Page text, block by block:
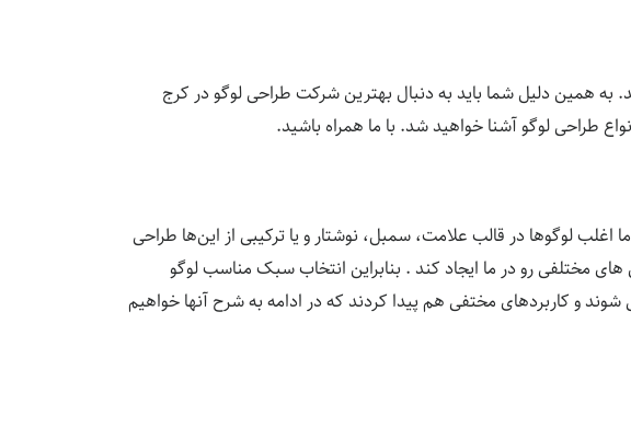
به همین دلیل شما باید به دنبال بهترین شرکت طراحی لوگو در کرج
طراحی لوگو آشنا خواهید شد. با ما همراه باشید.
لوگوها در قالب علامت، سمبل، نوشتار و یا ترکیبی از این‌ها طراحی
رو در ما ایجاد کند . بنابراین انتخاب سبک مناسب لوگو
و کاربردهای مختفی هم پیدا کردند که در ادامه به شرح آنها خواهیم